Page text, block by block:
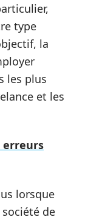
type
la
les plus
et les
erreurs
lorsque
de